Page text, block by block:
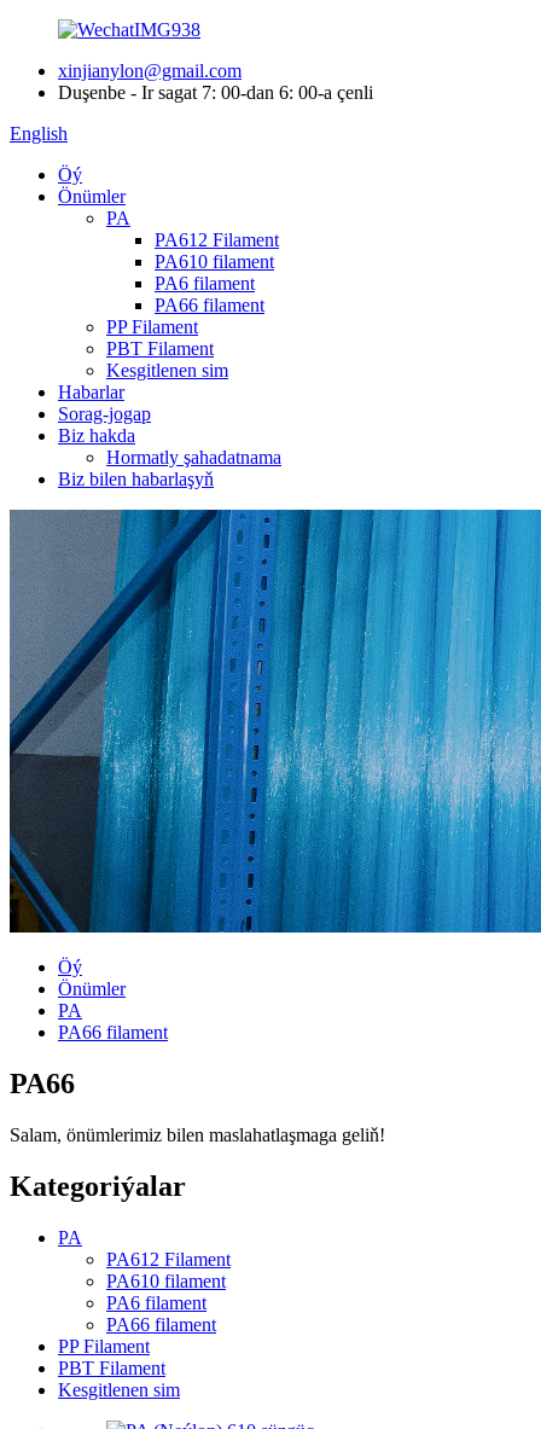
xinjianylon@gmail.com
Duşenbe - Ir sagat 7: 00-dan 6: 00-a çenli
English
Öý
Önümler
PA
PA612 Filament
PA610 filament
PA6 filament
PA66 filament
PP Filament
PBT Filament
Kesgitlenen sim
Habarlar
Sorag-jogap
Biz hakda
Hormatly şahadatnama
Biz bilen habarlaşyň
Öý
Önümler
PA
PA66 filament
PA66
Salam, önümlerimiz bilen maslahatlaşmaga geliň!
Kategoriýalar
PA
PA612 Filament
PA610 filament
PA6 filament
PA66 filament
PP Filament
PBT Filament
Kesgitlenen sim